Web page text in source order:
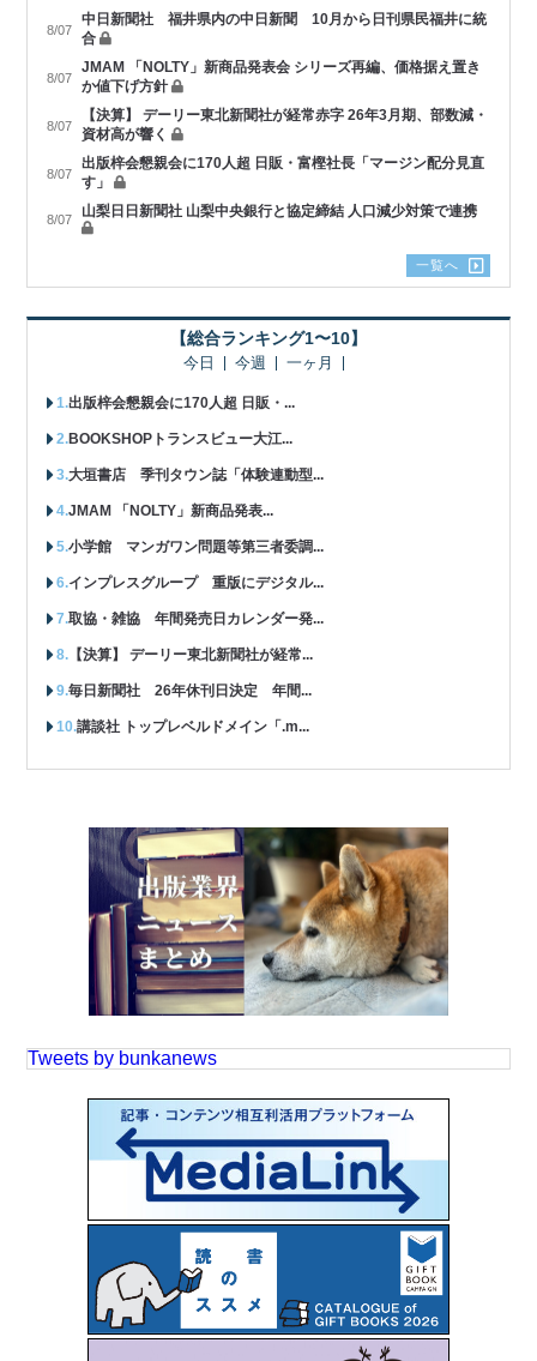
8/07
中日新聞社 福井県内の中日新聞 10月から日刊県民福井に統
合
8/07
JMAM 「NOLTY」新商品発表会 シリーズ再編、価格据え置き
か値下げ方針
8/07
【決算】 デーリー東北新聞社が経常赤字 26年3月期、部数減・
資材高が響く
8/07
出版梓会懇親会に170人超 日販・富樫社長「マージン配分見直
す」
8/07 山梨日日新聞社 山梨中央銀行と協定締結 人口減少対策で連携
一覧へ
【総合ランキング1〜10】
今日 今週 一ヶ月
出版梓会懇親会に170人超 日販・...
BOOKSHOPトランスビュー大江...
大垣書店 季刊タウン誌「体験連動型...
JMAM 「NOLTY」新商品発表...
小学館 マンガワン問題等第三者委調...
インプレスグループ 重版にデジタル...
取協・雑協 年間発売日カレンダー発...
【決算】 デーリー東北新聞社が経常...
毎日新聞社 26年休刊日決定 年間...
講談社 トップレベルドメイン「.m...
Tweets by bunkanews